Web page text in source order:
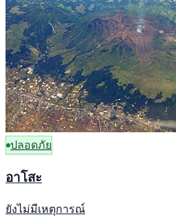
ปลอดภัย
อาโสะ
ยังไม่มีเหตุการณ์